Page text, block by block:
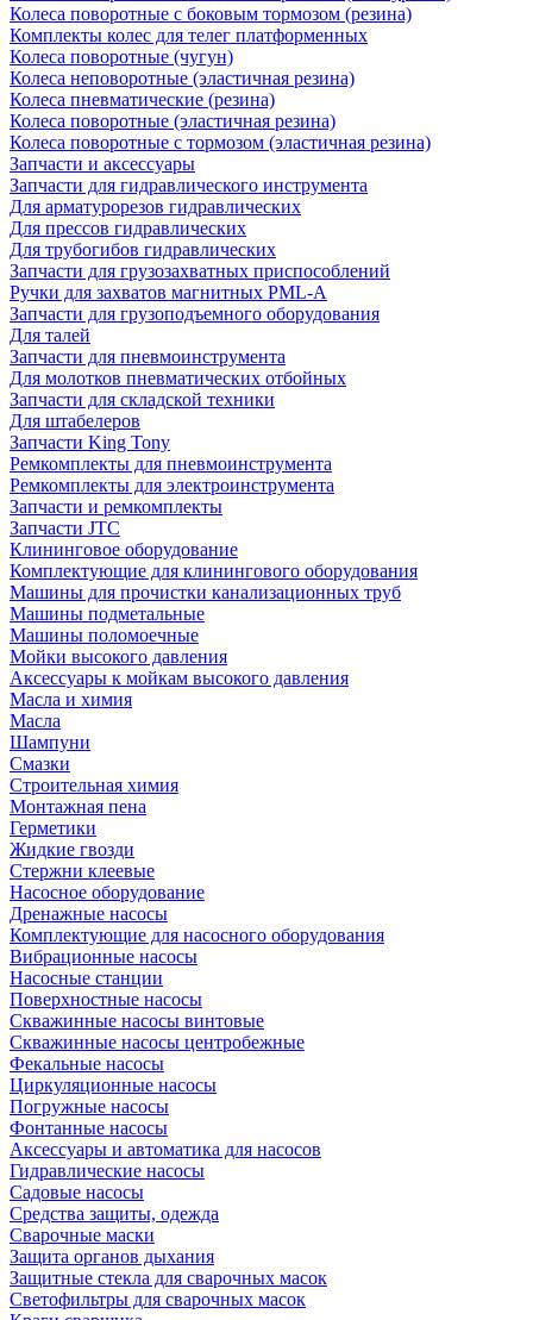
Колеса поворотные c боковым тормозом (резина)
Комплекты колес для телег платформенных
Колеса поворотные (чугун)
Колеса неповоротные (эластичная резина)
Колеса пневматические (резина)
Колеса поворотные (эластичная резина)
Колеса поворотные c тормозом (эластичная резина)
Запчасти и аксессуары
Запчасти для гидравлического инструмента
Для арматурорезов гидравлических
Для прессов гидравлических
Для трубогибов гидравлических
Запчасти для грузозахватных приспособлений
Ручки для захватов магнитных PML-A
Запчасти для грузоподъемного оборудования
Для талей
Запчасти для пневмоинструмента
Для молотков пневматических отбойных
Запчасти для складской техники
Для штабелеров
Запчасти King Tony
Ремкомплекты для пневмоинструмента
Ремкомплекты для электроинструмента
Запчасти и ремкомплекты
Запчасти JTC
Клининговое оборудование
Комплектующие для клинингового оборудования
Машины для прочистки канализационных труб
Машины подметальные
Машины поломоечные
Мойки высокого давления
Аксессуары к мойкам высокого давления
Масла и химия
Масла
Шампуни
Смазки
Строительная химия
Монтажная пена
Герметики
Жидкие гвозди
Стержни клеевые
Насосное оборудование
Дренажные насосы
Комплектующие для насосного оборудования
Вибрационные насосы
Насосные станции
Поверхностные насосы
Скважинные насосы винтовые
Скважинные насосы центробежные
Фекальные насосы
Циркуляционные насосы
Погружные насосы
Фонтанные насосы
Аксессуары и автоматика для насосов
Гидравлические насосы
Садовые насосы
Средства защиты, одежда
Сварочные маски
Защита органов дыхания
Защитные стекла для сварочных масок
Светофильтры для сварочных масок